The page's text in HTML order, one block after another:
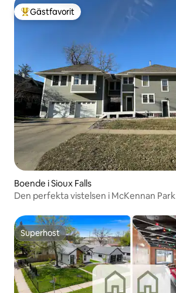
Populär gästfavorit
Gästfavorit
Boende i Sioux Falls
Den perfekta vistelsen i McKennan Park
Superhost
Superhost